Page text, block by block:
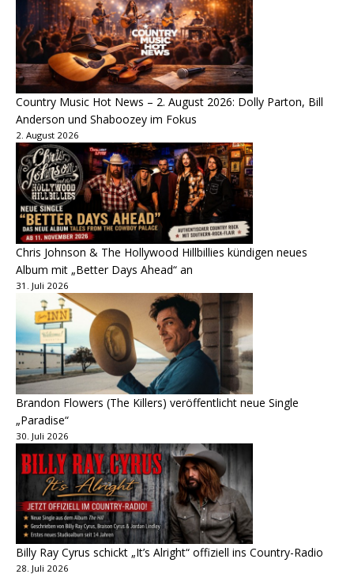
Country Music Hot News – 2. August 2026: Dolly Parton, Bill
Anderson und Shaboozey im Fokus
2. August 2026
Chris Johnson & The Hollywood Hillbillies kündigen neues
Album mit „Better Days Ahead“ an
31. Juli 2026
Brandon Flowers (The Killers) veröffentlicht neue Single
„Paradise“
30. Juli 2026
Billy Ray Cyrus schickt „It’s Alright“ offiziell ins Country-Radio
28. Juli 2026